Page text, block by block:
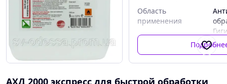
Область
применения
АХД 2000 экспресс для быстрой обработки